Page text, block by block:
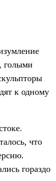
голыми
к одному
что
гораздо